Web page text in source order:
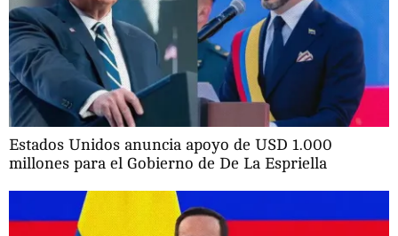
Estados Unidos anuncia apoyo de USD 1.000
millones para el Gobierno de De La Espriella